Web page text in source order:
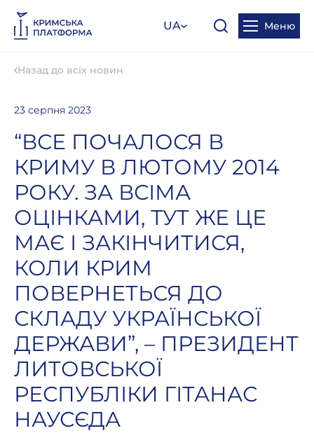
UA Меню
Назад до всіх новин
23 серпня 2023
“ВСЕ ПОЧАЛОСЯ В
КРИМУ В ЛЮТОМУ 2014
РОКУ. ЗА ВСІМА
ОЦІНКАМИ, ТУТ ЖЕ ЦЕ
МАЄ І ЗАКІНЧИТИСЯ,
КОЛИ КРИМ
ПОВЕРНЕТЬСЯ ДО
СКЛАДУ УКРАЇНСЬКОЇ
ДЕРЖАВИ”, – ПРЕЗИДЕНТ
ЛИТОВСЬКОЇ
РЕСПУБЛІКИ ГІТАНАС
НАУСЄДА